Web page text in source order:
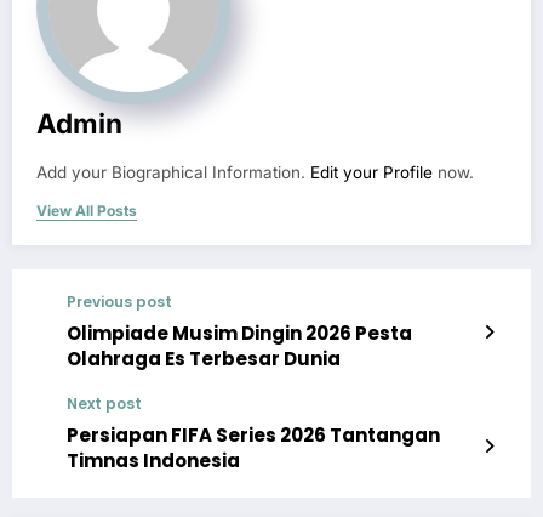
Admin
Add your Biographical Information. Edit your Profile now.
View All Posts
Previous post
Olimpiade Musim Dingin 2026 Pesta
Olahraga Es Terbesar Dunia
Next post
Persiapan FIFA Series 2026 Tantangan
Timnas Indonesia